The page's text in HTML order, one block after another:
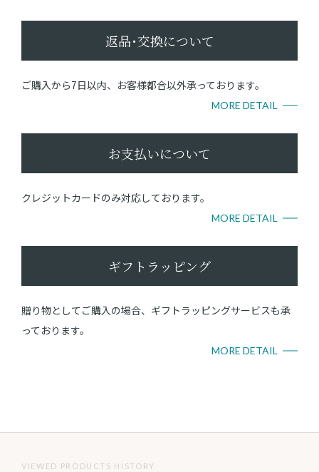
返品･交換について
ご購入から7日以内、お客様都合以外承っております。
MORE DETAIL
お支払いについて
クレジットカードのみ対応しております。
MORE DETAIL
ギフトラッピング
贈り物としてご購入の場合、ギフトラッピングサービスも承
っております。
MORE DETAIL
VIEWED PRODUCTS HISTORY